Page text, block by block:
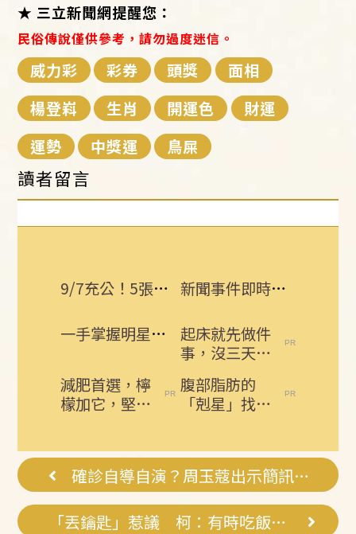
★ 三立新聞網提醒您：
民俗傳說僅供參考，請勿過度迷信。
威力彩 彩券 頭獎
面相
楊登嵙
生肖 開運色
財運
運勢
中獎運 鳥屎
讀者留言
9/7充公！5張千萬發票沒人領 地點一次看 新聞事件即時更新 所有消息一手掌握！
一手掌握明星動態 即刻下載娛樂星聞APP
起床就先做件
事，沒三天小
肚子一天天變
小！
減肥首選，檸
檬加它，堅持
疑人生
腹部脂肪的
「剋星」找到
囊，瘦出...
確診自導自演？周玉蔻出示簡訊反擊
「丟鑰匙」惹議 柯：有時吃飯會咬舌